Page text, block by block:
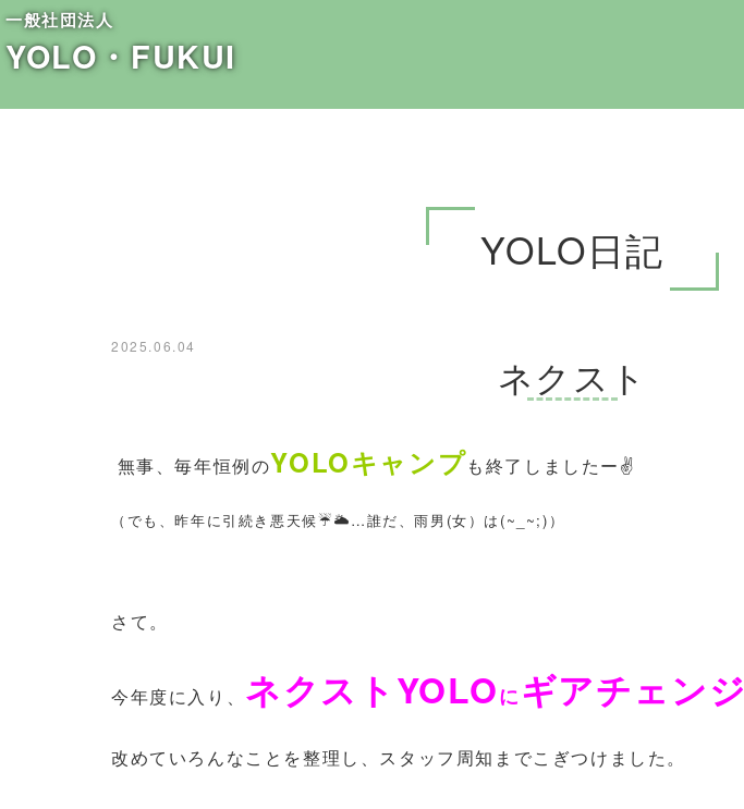
一般社団法人
YOLO・FUKUI
YOLO日記
2025.06.04
ネクスト
無事、毎年恒例のYOLOキャンプも終了しましたー✌️
（でも、昨年に引続き悪天候☔🌥…誰だ、雨男(女）は(~_~;)）
さて。
今年度に入り、 ネクストYOLOにギアチェンジ
改めていろんなことを整理し、スタッフ周知までこぎつけました。